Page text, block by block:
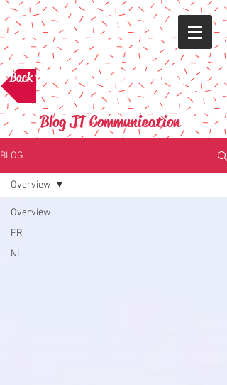
Back to the site JT Communication
Blog JT Communication
BLOG
Overview
FR
NL
Overview